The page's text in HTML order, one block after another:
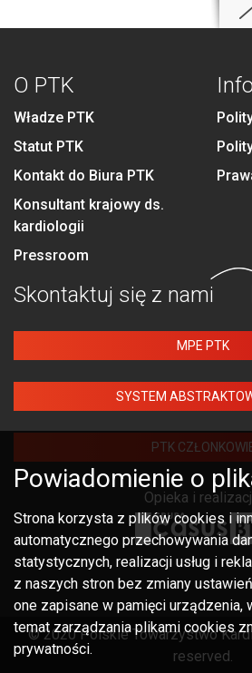
O PTK
Władze PTK
Statut PTK
Kontakt do Biura PTK
Konsultant krajowy ds.
kardiologii
Pressroom
Skontaktuj się z nami
MPE PTK
SYSTEM
PTK
Opieka i
© 2020 Polskie Towarzystwo
reserved.
Powiadomienie o
Strona korzysta z plików cookies i
automatycznego przechowywania
statystycznych, realizacji usług i
z naszych stron bez zmiany
one zapisane w pamięci urządzenia,
temat zarządzania plikami cookies
prywatności.